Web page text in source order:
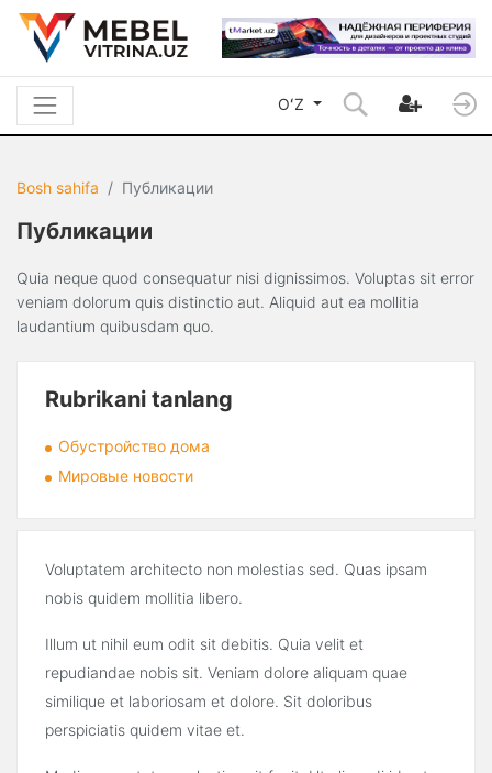
OʻZ
Bosh sahifa Публикации
Публикации
Quia neque quod consequatur nisi dignissimos. Voluptas sit error
veniam dolorum quis distinctio aut. Aliquid aut ea mollitia
laudantium quibusdam quo.
Rubrikani tanlang
Обустройство дома
Мировые новости
Voluptatem architecto non molestias sed. Quas ipsam
nobis quidem mollitia libero.
Illum ut nihil eum odit sit debitis. Quia velit et
repudiandae nobis sit. Veniam dolore aliquam quae
similique et laboriosam et dolore. Sit doloribus
perspiciatis quidem vitae et.